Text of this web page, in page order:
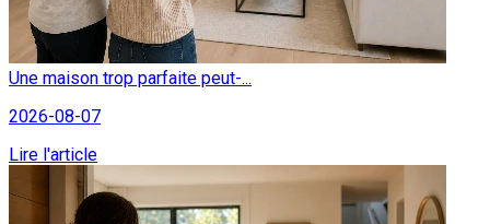
Une maison trop parfaite peut-...
2026-08-07
Lire l'article